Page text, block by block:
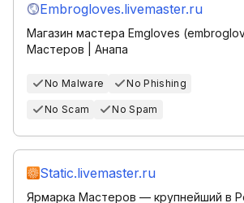
Embrogloves.livemaster.ru
Магазин мастера Emgloves
Мастеров | Анапа
No Malware No Phishing
No Scam No Spam
Static.livemaster.ru
Ярмарка Мастеров — крупнейший в